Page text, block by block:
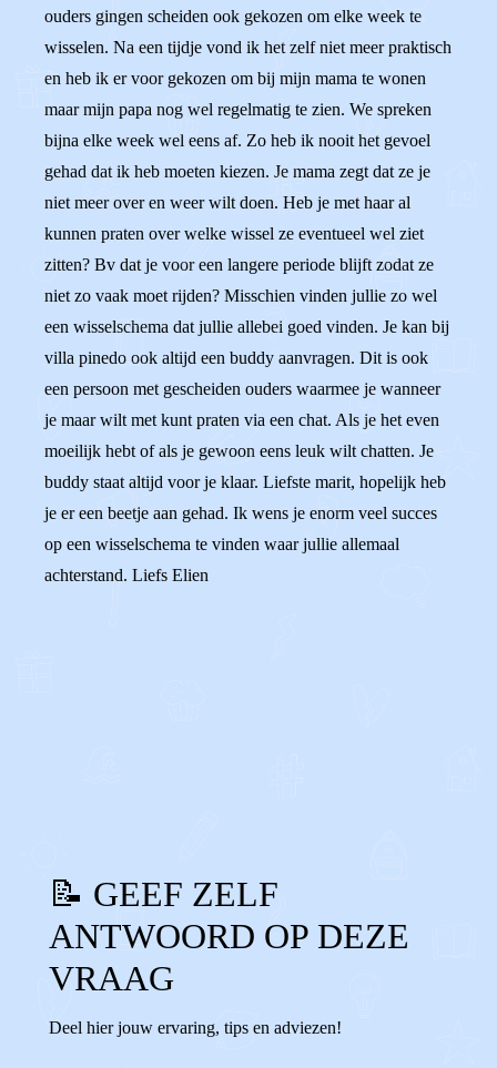
ouders gingen scheiden ook gekozen om elke week te
wisselen. Na een tijdje vond ik het zelf niet meer praktisch
en heb ik er voor gekozen om bij mijn mama te wonen
maar mijn papa nog wel regelmatig te zien. We spreken
bijna elke week wel eens af. Zo heb ik nooit het gevoel
gehad dat ik heb moeten kiezen. Je mama zegt dat ze je
niet meer over en weer wilt doen. Heb je met haar al
kunnen praten over welke wissel ze eventueel wel ziet
zitten? Bv dat je voor een langere periode blijft zodat ze
niet zo vaak moet rijden? Misschien vinden jullie zo wel
een wisselschema dat jullie allebei goed vinden. Je kan bij
villa pinedo ook altijd een buddy aanvragen. Dit is ook
een persoon met gescheiden ouders waarmee je wanneer
je maar wilt met kunt praten via een chat. Als je het even
moeilijk hebt of als je gewoon eens leuk wilt chatten. Je
buddy staat altijd voor je klaar. Liefste marit, hopelijk heb
je er een beetje aan gehad. Ik wens je enorm veel succes
op een wisselschema te vinden waar jullie allemaal
achterstand. Liefs Elien
📝 GEEF ZELF
ANTWOORD OP DEZE
VRAAG
Deel hier jouw ervaring, tips en adviezen!